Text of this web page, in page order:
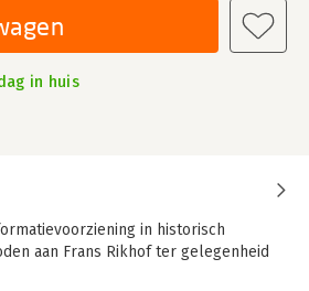
in huis
in historisch
aan Frans Rikhof ter gelegenheid